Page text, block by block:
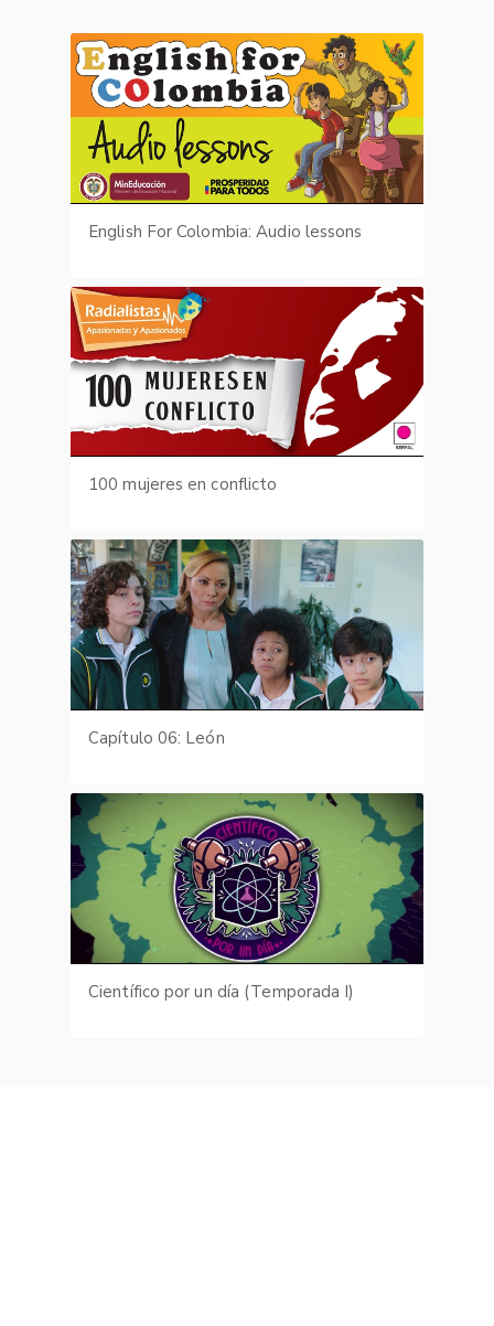
English For Colombia: Audio lessons
100 mujeres en conflicto
Capítulo 06: León
Científico por un día (Temporada I)